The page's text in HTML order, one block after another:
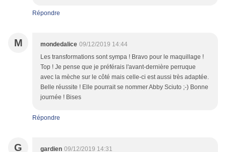
Répondre
M mondedalice 09/12/2019 14:44
Les transformations sont sympa ! Bravo pour le maquillage !
Top ! Je pense que je préférais l'avant-dernière perruque
avec la mèche sur le côté mais celle-ci est aussi très adaptée.
Belle réussite ! Elle pourrait se nommer Abby Sciuto ;-) Bonne
journée ! Bises
Répondre
G gardien 09/12/2019 14:31